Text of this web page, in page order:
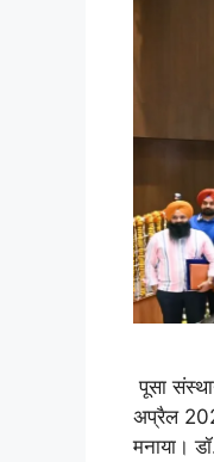
पूसा
अप्रैल
मनाया।